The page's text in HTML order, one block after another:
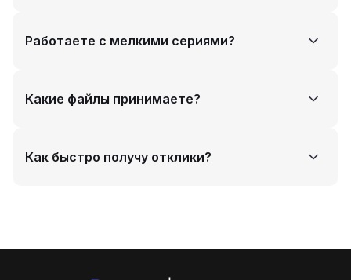
Укажите требования к покрытию в заказе. На
Платформе есть исполнители с порошковой покраской
Работаете с мелкими сериями?
Да. От 1 изделия. Подходит и для прототипов, и для
партий до 10 000 штук.
Какие файлы принимаете?
STEP, DXF, DWG, PDF. Можно загрузить фото или эскиз
— инженер поможет оформить заказ.
Как быстро получу отклики?